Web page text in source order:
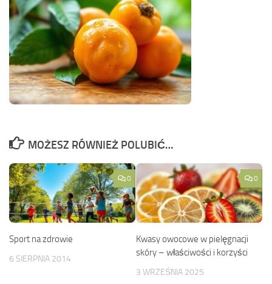
MOŻESZ RÓWNIEŻ POLUBIĆ…
0
Sport na zdrowie
6 SIERPNIA 2014
0
Kwasy owocowe w pielęgnacji
skóry – właściwości i korzyści
3 WRZEŚNIA 2025